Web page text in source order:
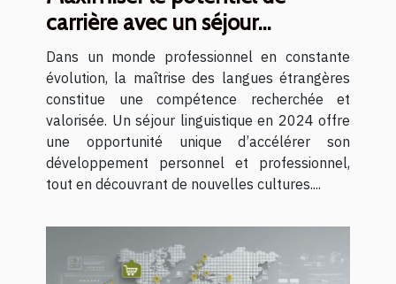
carrière avec un séjour
linguistique en 2024
Dans un monde professionnel en constante
évolution, la maîtrise des langues étrangères
constitue une compétence recherchée et
valorisée. Un séjour linguistique en 2024 offre
une opportunité unique d’accélérer son
développement personnel et professionnel,
tout en découvrant de nouvelles cultures....